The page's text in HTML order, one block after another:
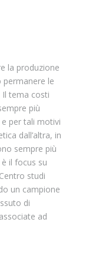
la produzione
permanere le
Il tema costi
più
e per tali motivi
dall’altra, in
sempre più
il focus su
studi
un campione
di
ad